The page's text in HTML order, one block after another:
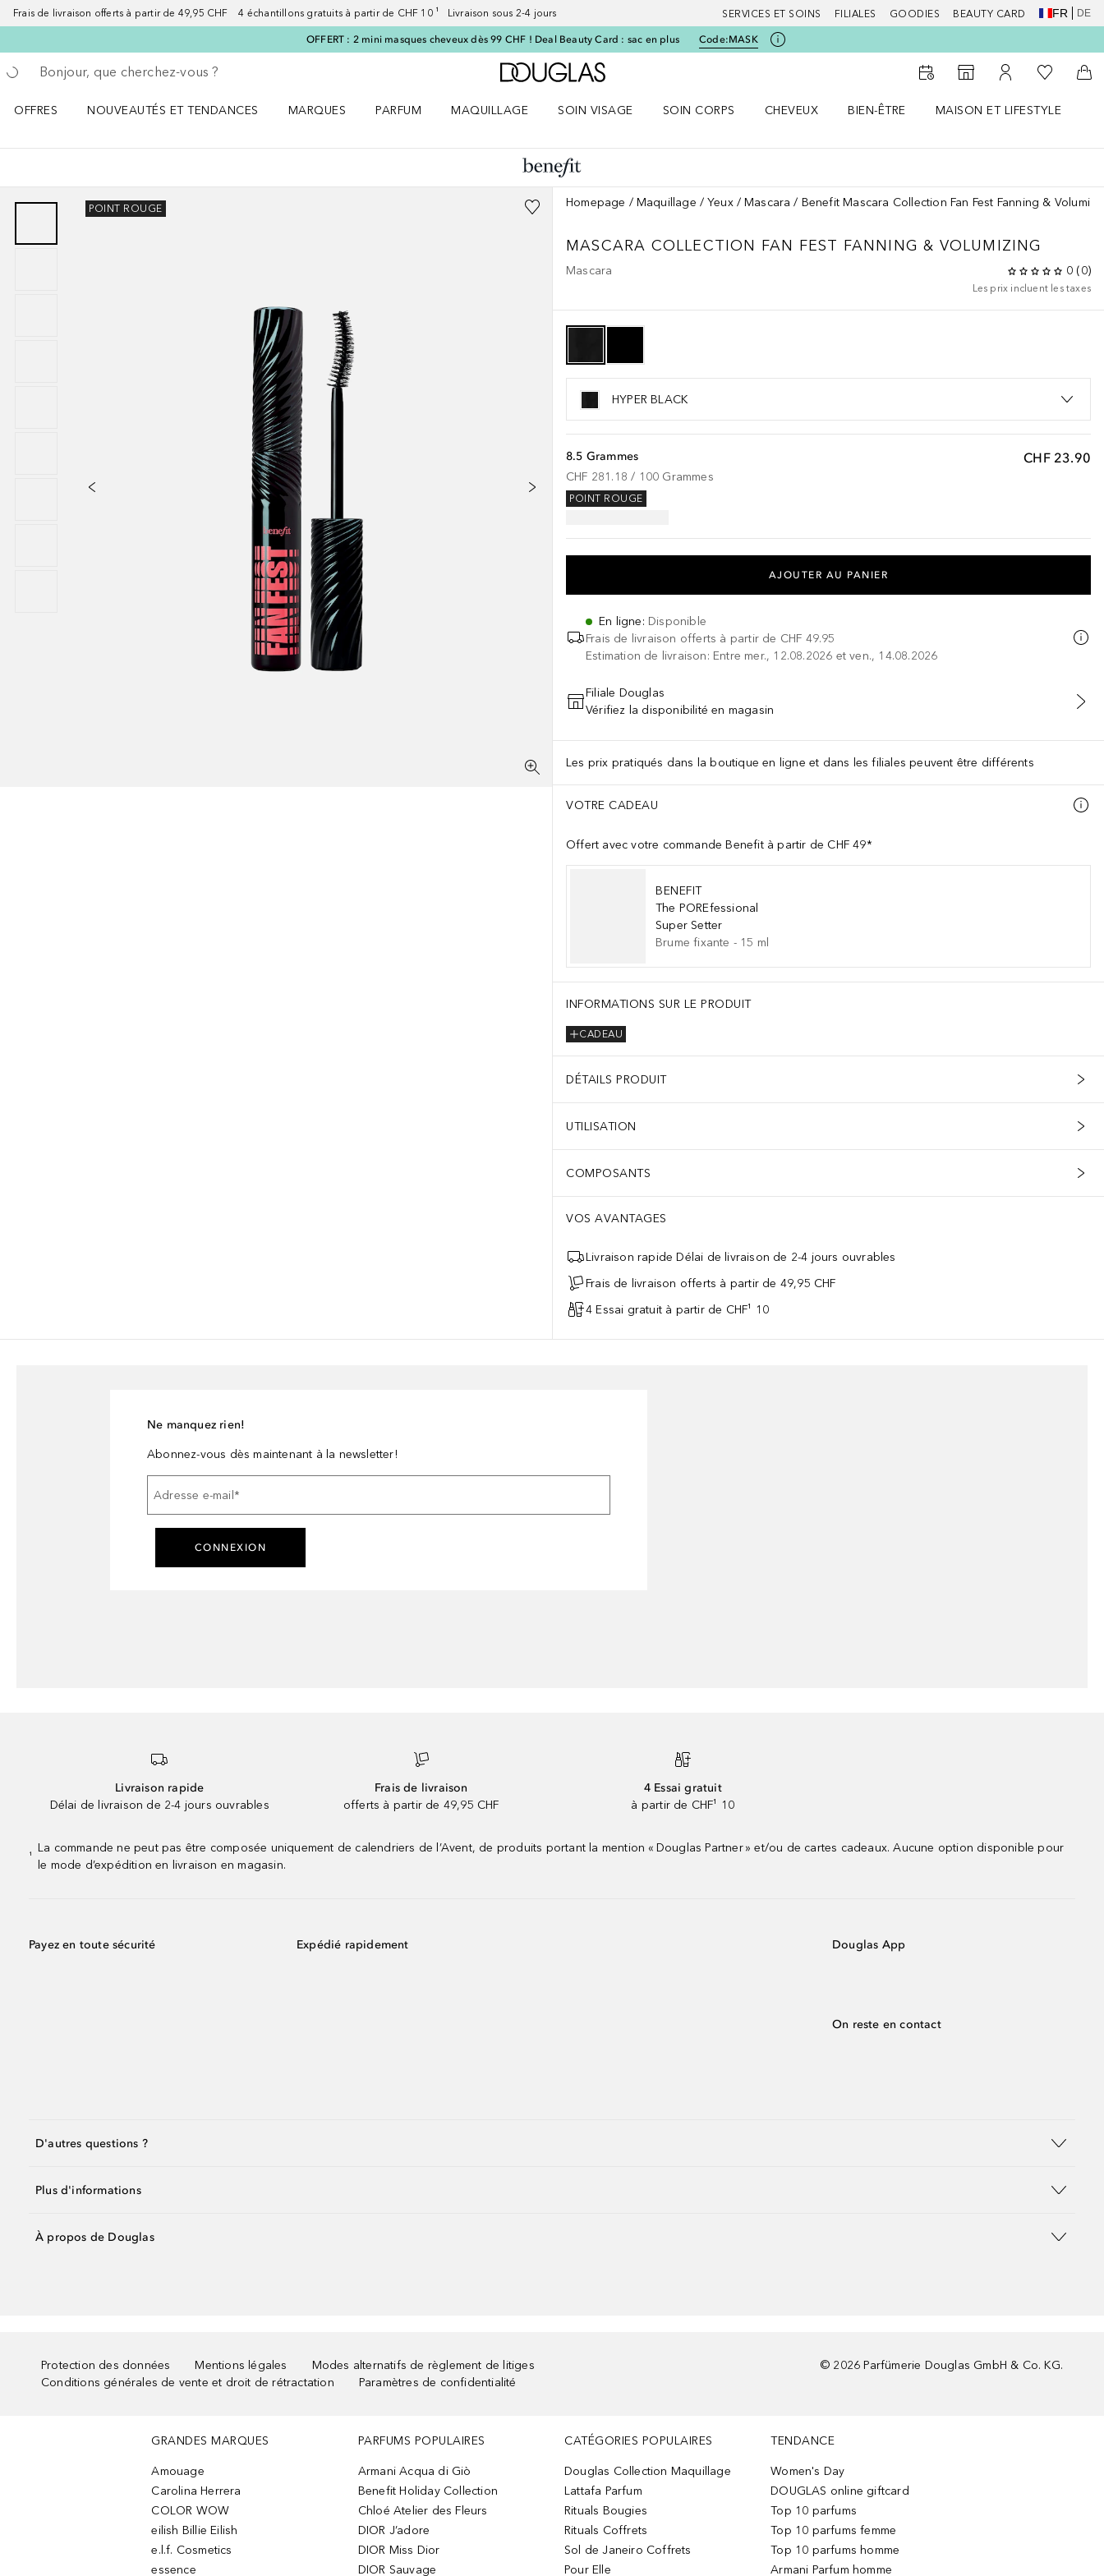
Frais de livraison offerts à partir de 49,95 CHF 4 échantillons gratuits à partir de CHF 10 ¹ Livraison sous 2-4 jours SERVICES ET SOINS FILIALES GOODIES BEAUTY CARD FR DE
OFFERT : 2 mini masques cheveux dès 99 CHF ! Deal Beauty Card : sac en plus Code:MASK
Retourner
Exécuter la recherche
Vers l'accueil Douglas
Vers le Storefinder
Vers Mon Compte
Vers Ma
OFFRES
NOUVEAUTÉS ET TENDANCES
MARQUES
PARFUM
MAQUILLAGE
SOIN VISAGE
SOIN CORPS
CHEVEUX
BIEN-ÊTRE
MAISON ET LIFESTYLE
POINT ROUGE Homepage Maquillage Yeux Mascara Benefit Mascara Collection Fan Fest Fanning &
MASCARA COLLECTION FAN FEST FANNING & VOLUMIZING
Mascara 0 (0)
Les prix incluent les taxes
HYPER BLACK
CHF 23.90
8.5 Grammes
CHF 281.18 / 100 Grammes
POINT ROUGE
AJOUTER AU PANIER
En ligne: Disponible
Frais de livraison offerts à partir de CHF 49.95
Estimation de livraison: Entre mer., 12.08.2026 et ven., 14.08.2026
Filiale Douglas
Vérifiez la disponibilité en magasin
Les prix pratiqués dans la boutique en ligne et dans les filiales peuvent être différents
VOTRE CADEAU
Offert avec votre commande Benefit à partir de CHF 49*
BENEFIT
The POREfessional
Super Setter
Brume fixante - 15 ml
INFORMATIONS SUR LE PRODUIT
CADEAU
DÉTAILS PRODUIT
UTILISATION
COMPOSANTS
VOS AVANTAGES
Livraison rapide Délai de livraison de 2-4 jours ouvrables
Frais de livraison offerts à partir de 49,95 CHF
4 Essai gratuit à partir de CHF¹ 10
Ne manquez rien!
Abonnez-vous dès maintenant à la newsletter!
Adresse e-mail *
CONNEXION
Livraison rapide
Délai de livraison de 2-4 jours ouvrables
Frais de livraison
offerts à partir de 49,95 CHF
4 Essai gratuit
à partir de CHF¹ 10
¹
La commande ne peut pas être composée uniquement de calendriers de l’Avent, de produits portant la mention « Douglas Partner » et/ou de cartes cadeaux. Aucune option disponible pour
le mode d’expédition en livraison en magasin.
Payez en toute sécurité Expédié rapidement Douglas App
On reste en contact
D'autres questions ?
Plus d'informations
À propos de Douglas
Protection des données Mentions légales
Modes alternatifs de règlement de litiges
Conditions générales de vente et droit de rétractation
Paramètres de confidentialité
© 2026 Parfümerie Douglas GmbH & Co. KG.
GRANDES MARQUES
Amouage
Carolina Herrera
COLOR WOW
eilish Billie Eilish
e.l.f. Cosmetics
essence
PARFUMS POPULAIRES
Armani Acqua di Giò
Benefit Holiday Collection
Chloé Atelier des Fleurs
DIOR J’adore
DIOR Miss Dior
DIOR Sauvage
CATÉGORIES POPULAIRES
Douglas Collection Maquillage
Lattafa Parfum
Rituals Bougies
Rituals Coffrets
Sol de Janeiro Coffrets
Pour Elle
TENDANCE
Women's Day
DOUGLAS online giftcard
Top 10 parfums
Top 10 parfums femme
Top 10 parfums homme
Armani Parfum homme